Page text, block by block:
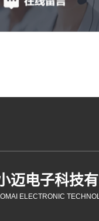
迈电子科技
ELECTRONIC